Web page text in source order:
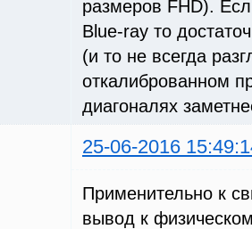
размеров FHD).
Blue-ray то
(и то не всегда
откалиброванном
диагоналях
25-06-2016
Применительно к
вывод к